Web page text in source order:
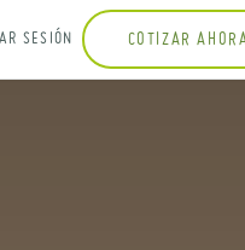
SESIÓN COTIZAR